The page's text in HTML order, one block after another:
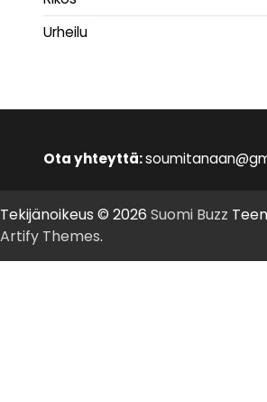
Urheilu
Ota yhteyttä:
Tekijänoikeus © 2026 Suomi Buzz
Artify Themes.